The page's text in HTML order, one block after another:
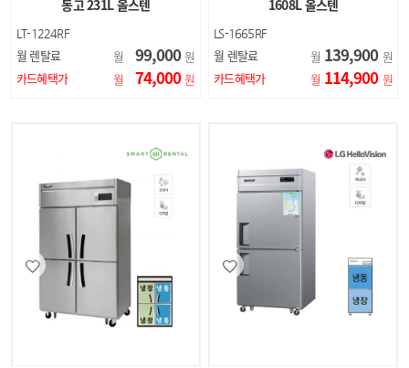
동고 231L 올스텐
LT-1224RF
월 렌탈료 월 99,000 원
카드혜택가
월 74,000 원
1608L 올스텐
LS-1665RF
월 렌탈료 월 139,900 원
카드혜택가
월 114,900 원